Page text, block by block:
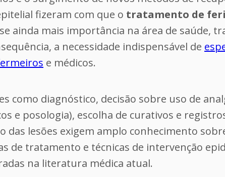
fizeram com que o tratamento de
ainda mais importância na área de saúde,
a necessidade indispensável de
e médicos.
como diagnóstico, decisão sobre uso de
e posologia), escolha de curativos e
das lesões exigem amplo conhecimento
de tratamento e técnicas de intervenção
na literatura médica atual.